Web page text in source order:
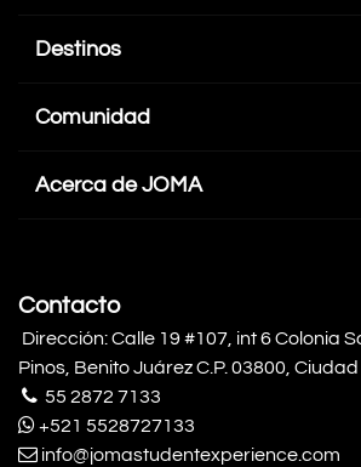
Destinos
Comunidad
Acerca de JOMA
Contacto
Dirección: Calle 19 #107, int 6 Colonia
Pinos, Benito Juárez C.P. 03800,
55 2872 7133
+521 5528727133
info@jomastudentexperience.com